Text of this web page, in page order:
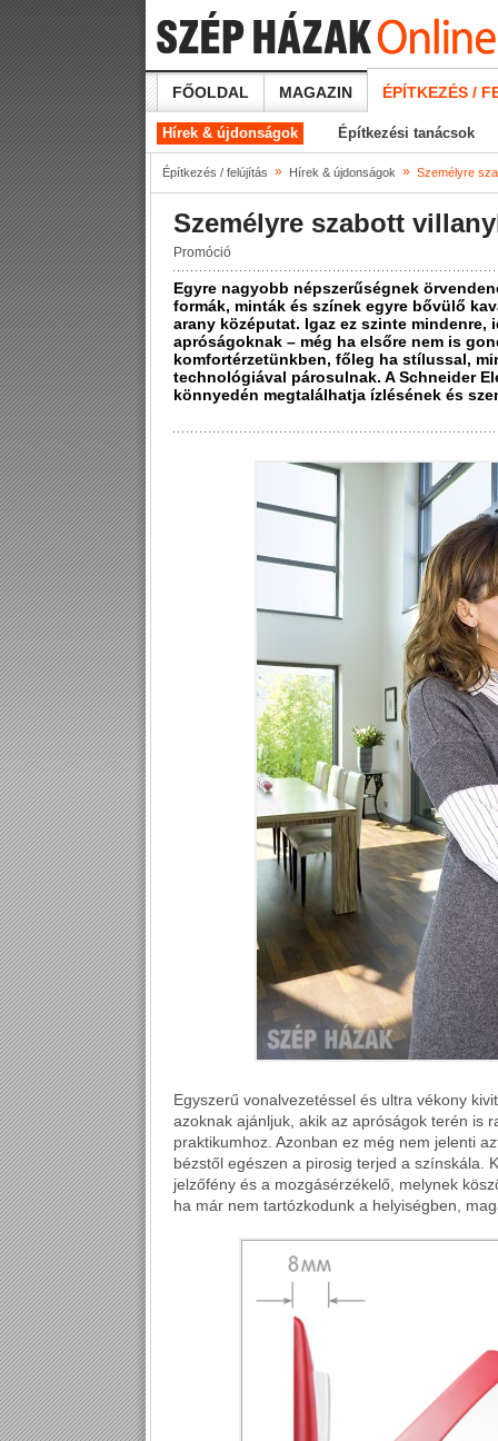
FŐOLDAL MAGAZIN ÉPÍTKEZÉS /
Hírek & újdonságok Építkezési tanácsok
Építkezés / felújítás » Hírek & újdonságok » Személyre
Személyre szabott
Promóció
Egyre nagyobb népszerűségnek
formák, minták és színek egyre bővülő
arany középutat. Igaz ez szinte mindenre,
apróságoknak – még ha elsőre nem is
komfortérzetünkben, főleg ha stílussal,
technológiával párosulnak. A Schneider
könnyedén megtalálhatja ízlésének és
Egyszerű vonalvezetéssel és ultra vékony
azoknak ajánljuk, akik az apróságok terén is
praktikumhoz. Azonban ez még nem jelenti
bézstől egészen a pirosig terjed a színskála.
jelzőfény és a mozgásérzékelő, melynek
ha már nem tartózkodunk a helyiségben,